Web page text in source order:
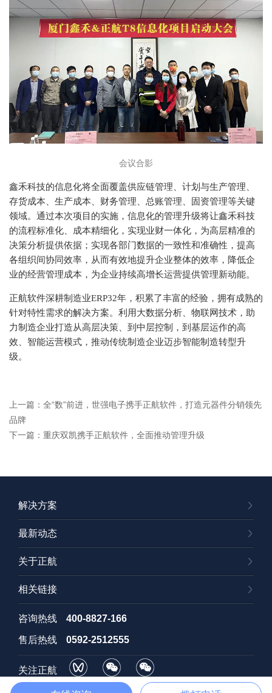
会议合影
鑫禾科技的信息化将全面覆盖供应链管理、计划与生产管理、
存货成本、生产成本、财务管理、总账管理、固资管理等关键
领域。通过本次项目的实施，信息化的管理升级将让鑫禾科技
的流程标准化、成本精细化，实现业财一体化，为高层精准的
决策分析提供依据；实现各部门数据的一致性和准确性，提高
各组织间协同效率，从而有效地提升企业整体的效率，降低企
业的经营管理成本，为企业持续高增长运营提供管理新动能。
正航软件深耕制造业ERP32年，积累了丰富的经验，拥有成熟的
针对特性需求的解决方案。利用大数据分析、物联网技术，助
力制造企业打造从高层决策、到中层控制，到基层运作的高
效、智能运营模式，推动传统制造企业迈步智能制造转型升
级。
上一篇：全“数”前进，世强电子携手正航软件，打造元器件分销领先
品牌
下一篇：重庆双凯携手正航软件，全面推动管理升级
解决方案
最新动态
关于正航
相关链接
咨询热线 400-8827-166
售后热线 0592-2512555
关注正航
视频号 订阅号 招聘号